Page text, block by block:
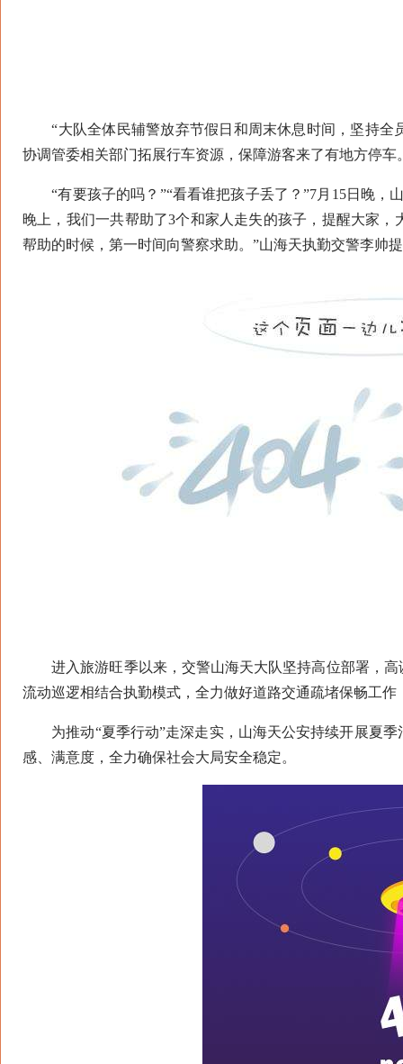
“大队全体民辅警放弃节假日和周末休息时间，坚持全
协调管委相关部门拓展行车资源，保障游客来了有地方停
“有要孩子的吗？”“看看谁把孩子丢了？”7月15日晚，
晚上，我们一共帮助了3个和家人走失的孩子，提醒大家
帮助的时候，第一时间向警察求助。”山海天执勤交警李帅
进入旅游旺季以来，交警山海天大队坚持高位部署，高
流动巡逻相结合执勤模式，全力做好道路交通疏堵保畅工
为推动“夏季行动”走深走实，山海天公安持续开展夏季
感、满意度，全力确保社会大局安全稳定。